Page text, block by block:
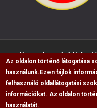
Kapcsolat
RSS
Copyright © 2009-
Az oldalon történő látogatása
használunk. Ezen fájlok
felhasználó oldallátogatási
információkat. Az oldalon
használatát.